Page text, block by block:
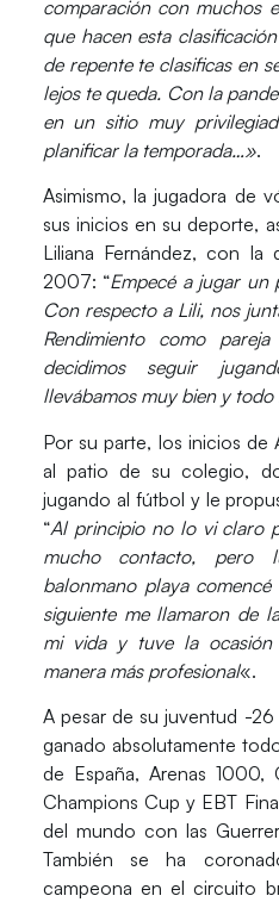
comparación con muchos
que hacen esta
de repente te clasificas en
lejos te queda. Con la
en un sitio muy
planificar la temporada…».
Asimismo, la jugadora de
sus inicios en su deporte,
Liliana Fernández, con la
2007: “Empecé a jugar un
Con respecto a Lili, nos
Rendimiento como
decidimos seguir
llevábamos muy bien y todo
Por su parte, los inicios de
al patio de su colegio,
jugando al fútbol y le
“Al principio no lo vi claro
mucho contacto, pero
balonmano playa
siguiente me llamaron de
mi vida y tuve la
manera más profesional«.
A pesar de su juventud -26
ganado absolutamente
de España, Arenas 1000,
Champions Cup y EBT
del mundo con las
También se ha
campeona en el circuito